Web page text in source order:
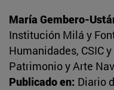
María Gembero-
Institución Milá y
Humanidades, CSIC
Patrimonio y Arte
Publicado en: Diario